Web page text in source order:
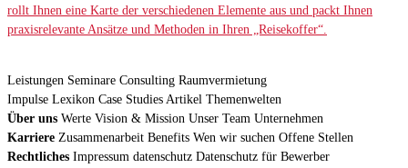
rollt Ihnen eine Karte der verschiedenen Elemente aus und packt Ihnen
praxisrelevante Ansätze und Methoden in Ihren „Reisekoffer“.
Leistungen Seminare Consulting Raumvermietung
Impulse Lexikon Case Studies Artikel Themenwelten
Über uns Werte Vision & Mission Unser Team Unternehmen
Karriere Zusammenarbeit Benefits Wen wir suchen Offene Stellen
Rechtliches Impressum datenschutz Datenschutz für Bewerber